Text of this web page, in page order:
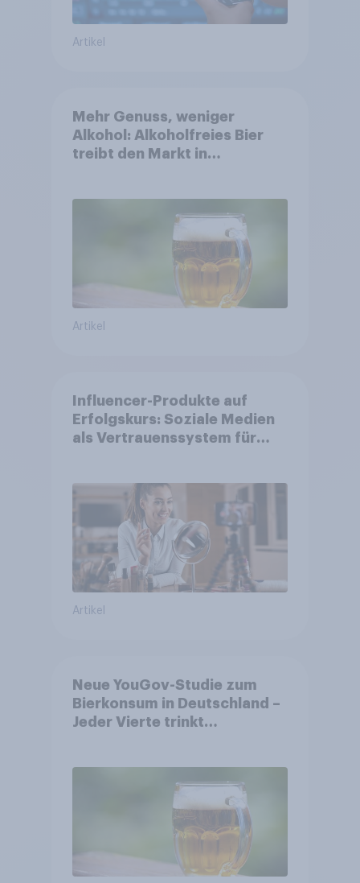
Artikel
Mehr Genuss, weniger
Alkohol: Alkoholfreies Bier
treibt den Markt in
Artikel
Influencer-Produkte auf
Erfolgskurs: Soziale Medien
als Vertrauenssystem für
Artikel
Neue YouGov-Studie zum
Bierkonsum in Deutschland –
Jeder Vierte trinkt
wächst um über 23 Prozent